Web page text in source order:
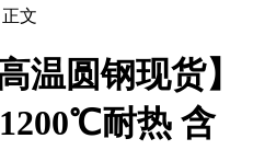
文
温圆钢现货】
耐热 含